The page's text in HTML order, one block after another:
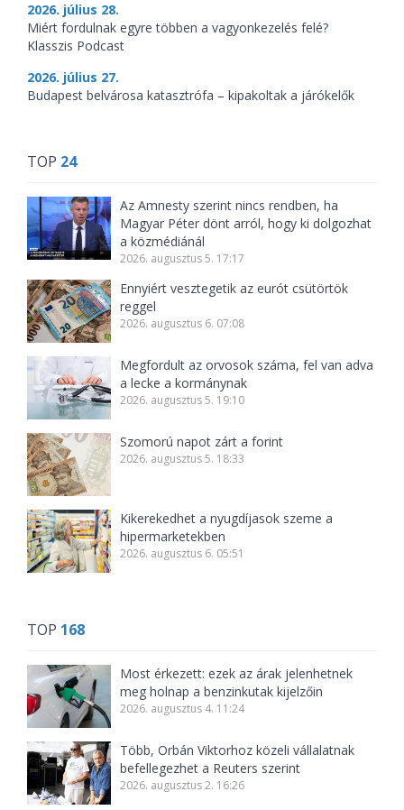
2026. július 28.
Miért fordulnak egyre többen a vagyonkezelés felé?
Klasszis Podcast
2026. július 27.
Budapest belvárosa katasztrófa – kipakoltak a járókelők
TOP 24
Az Amnesty szerint nincs rendben, ha
Magyar Péter dönt arról, hogy ki dolgozhat
a közmédiánál
2026. augusztus 5. 17:17
Ennyiért vesztegetik az eurót csütörtök
reggel
2026. augusztus 6. 07:08
Megfordult az orvosok száma, fel van adva
a lecke a kormánynak
2026. augusztus 5. 19:10
Szomorú napot zárt a forint
2026. augusztus 5. 18:33
Kikerekedhet a nyugdíjasok szeme a
hipermarketekben
2026. augusztus 6. 05:51
TOP 168
Most érkezett: ezek az árak jelenhetnek
meg holnap a benzinkutak kijelzőin
2026. augusztus 4. 11:24
Több, Orbán Viktorhoz közeli vállalatnak
befellegezhet a Reuters szerint
2026. augusztus 2. 16:26